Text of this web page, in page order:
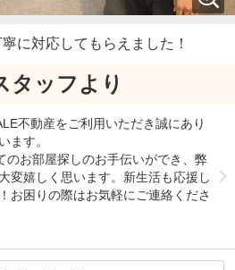
に対応してもらえました！
タッフより
不動産をご利用いただき誠にあり
ます。
のお部屋探しのお手伝いができ、弊
変嬉しく思います。新生活も応援し
お困りの際はお気軽にご連絡くださ